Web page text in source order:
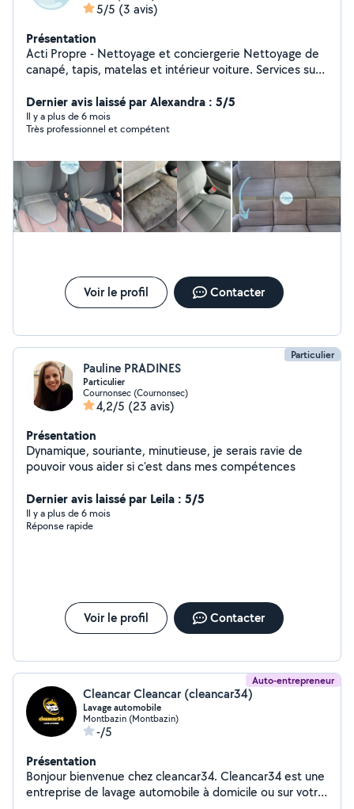
5/5 (3 avis)
Présentation
Acti Propre - Nettoyage et conciergerie Nettoyage de
canapé, tapis, matelas et intérieur voiture. Services sur
remise des clés aux nouveaux locataires. Je m'engage à
vous offrir des services personnalisés, une attention
méticuleuse aux détails et une satisfaction garantie.
Dernier avis laissé par Alexandra : 5/5
Il y a plus de 6 mois
Très professionnel et compétent
Voir le profil Contacter
Particulier
Pauline PRADINES
Particulier
Cournonsec (Cournonsec)
4,2/5 (23 avis)
Présentation
Dynamique, souriante, minutieuse, je serais ravie de
pouvoir vous aider si c'est dans mes compétences
Dernier avis laissé par Leila : 5/5
Il y a plus de 6 mois
Réponse rapide
Voir le profil Contacter
Auto-entrepreneur
Cleancar Cleancar (cleancar34)
Lavage automobile
Montbazin (Montbazin)
-/5
Présentation
Bonjour bienvenue chez cleancar34. Cleancar34 est une
entreprise de lavage automobile à domicile ou sur votre